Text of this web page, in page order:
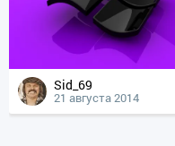
Sid_69
21 августа 2014